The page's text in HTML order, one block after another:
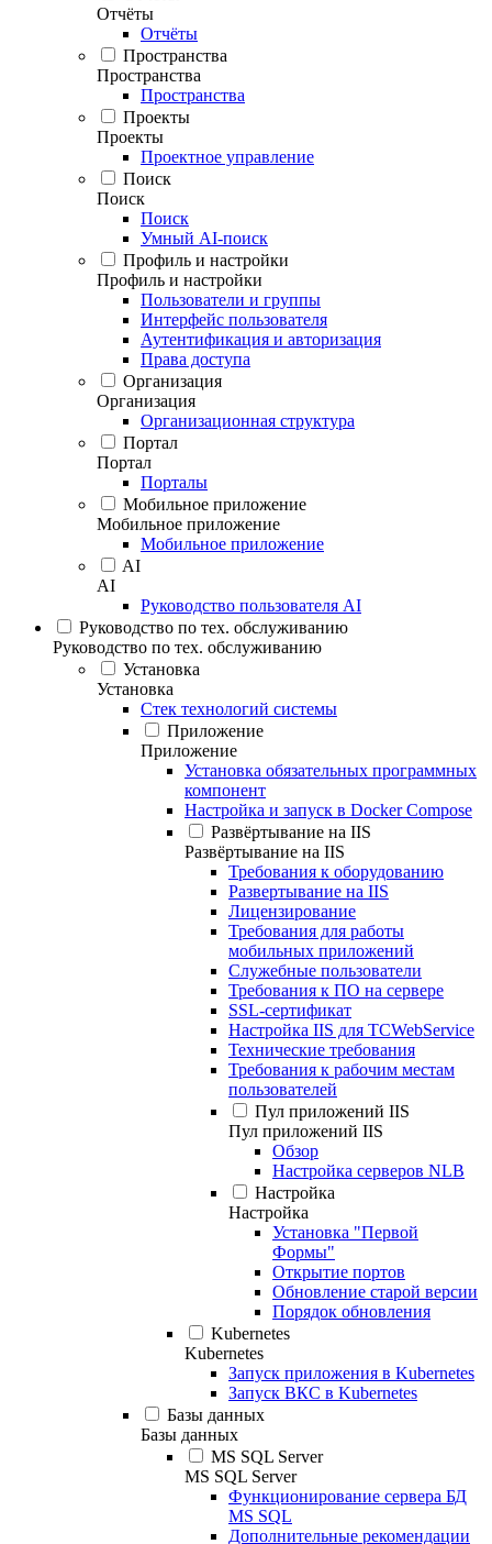
Отчёты
Отчёты
Пространства
Пространства
Пространства
Проекты
Проекты
Проектное управление
Поиск
Поиск
Поиск
Умный AI-поиск
Профиль и настройки
Профиль и настройки
Пользователи и группы
Интерфейс пользователя
Аутентификация и авторизация
Права доступа
Организация
Организация
Организационная структура
Портал
Портал
Порталы
Мобильное приложение
Мобильное приложение
Мобильное приложение
AI
AI
Руководство пользователя AI
Руководство по тех. обслуживанию
Руководство по тех. обслуживанию
Установка
Установка
Стек технологий системы
Приложение
Приложение
Установка обязательных программных
компонент
Настройка и запуск в Docker Compose
Развёртывание на IIS
Развёртывание на IIS
Требования к оборудованию
Развертывание на IIS
Лицензирование
Требования для работы
мобильных приложений
Служебные пользователи
Требования к ПО на сервере
SSL-сертификат
Настройка IIS для TCWebService
Технические требования
Требования к рабочим местам
пользователей
Пул приложений IIS
Пул приложений IIS
Обзор
Настройка серверов NLB
Настройка
Настройка
Установка "Первой
Формы"
Открытие портов
Обновление старой версии
Порядок обновления
Kubernetes
Kubernetes
Запуск приложения в Kubernetes
Запуск ВКС в Kubernetes
Базы данных
Базы данных
MS SQL Server
MS SQL Server
Функционирование сервера БД
MS SQL
Дополнительные рекомендации